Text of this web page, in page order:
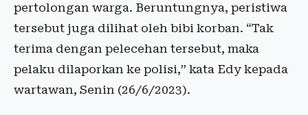
pertolongan warga. Beruntungnya, peristiwa
tersebut juga dilihat oleh bibi korban. “Tak
terima dengan pelecehan tersebut, maka
pelaku dilaporkan ke polisi,” kata Edy kepada
wartawan, Senin (26/6/2023).